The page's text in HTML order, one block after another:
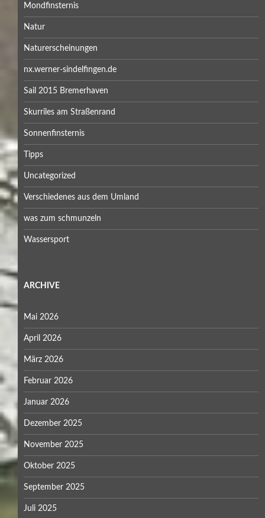
Mondfinsternis
Natur
Naturerscheinungen
nx.werner-sindelfingen.de
Sail 2015 Bremerhaven
Skurriles am Straßenrand
Sonnenfinsternis
Tipps
Uncategorized
Verschiedenes aus dem Umland
was zum schmunzeln
Wassersport
ARCHIVE
Mai 2026
April 2026
März 2026
Februar 2026
Januar 2026
Dezember 2025
November 2025
Oktober 2025
September 2025
Juli 2025